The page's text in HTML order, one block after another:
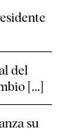
del
[...]
su